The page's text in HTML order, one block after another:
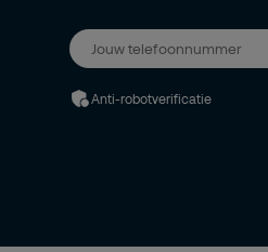
Anti-robotverificatie